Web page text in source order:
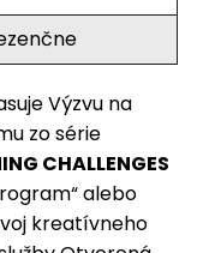
Výzvu na
zo série
CHALLENGES
alebo
kreatívneho